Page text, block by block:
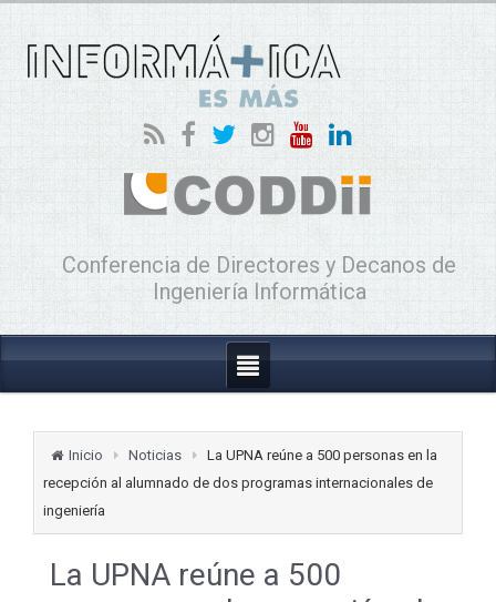
Conferencia de Directores y Decanos de
Ingeniería Informática
Inicio Noticias
La UPNA reúne a 500 personas en la
recepción al alumnado de dos programas internacionales de
ingeniería
La UPNA reúne a 500